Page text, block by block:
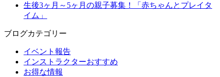
生後3ヶ月～5ヶ月の親子募集！「赤ちゃんとプレイタ
イム」
ブログカテゴリー
イベント報告
インストラクターおすすめ
お得な情報